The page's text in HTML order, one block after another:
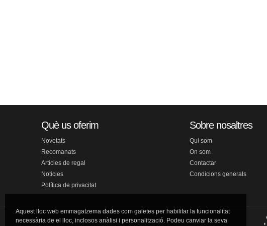
Què us oferim
Novetats
Recomanats
Articles de regal
Noticies
Política de privacitat
Sobre nosaltres
Qui som
On som
Contactar
Condicions generals
Aquest lloc web emmagatzema dades com galetes per habilitar la funcionalitat
necessària de el lloc, inclosos anàlisi i personalització. Podeu canviar la seva